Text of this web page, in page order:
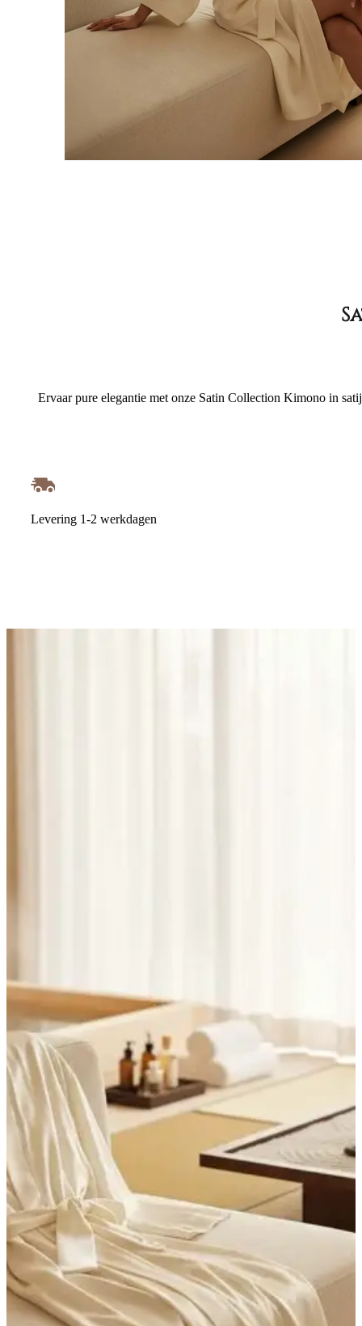
Ervaar pure elegantie met onze Satin Collection Kimono in
Levering 1-2 werkdagen